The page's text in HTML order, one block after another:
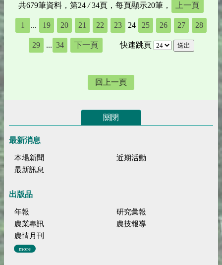
共679筆資料，第24/34頁，每頁顯示20筆， 上一頁
1 ... 19 20 21 22 23 24 25 26 27 28
29 ... 34 下一頁 快速跳頁
回上一頁
關閉
最新消息
本場新聞
近期活動
最新訊息
出版品
年報
研究彙報
農業專訊
農技報導
農情月刊
more